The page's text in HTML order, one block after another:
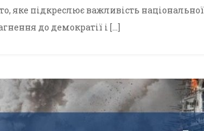
яке підкреслює важливість національної
до демократії і […]